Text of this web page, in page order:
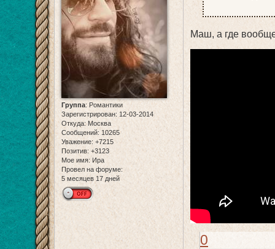
Группа: Романтики
Зарегистрирован: 12-03-2014
Откуда: Москва
Сообщений: 10265
Уважение: +7215
Позитив: +3123
Мое имя: Ира
Провел на форуме:
5 месяцев 17 дней
Маш, а где
0